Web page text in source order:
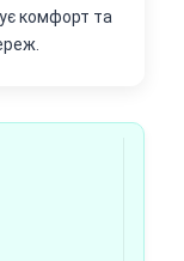
комфорт та